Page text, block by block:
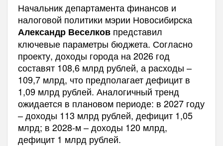
Начальник департамента финансов и
налоговой политики мэрии Новосибирска
Александр Веселковпредставил
ключевые параметры бюджета. Согласно
проекту, доходы города на 2026 год
составят 108,6 млрд рублей, а расходы –
109,7 млрд, что предполагает дефицит в
1,09 млрд рублей. Аналогичный тренд
ожидается в плановом периоде: в 2027 году
– доходы 113 млрд рублей, дефицит 1,05
млрд; в 2028-м – доходы 120 млрд,
дефицит 1 млрд рублей.